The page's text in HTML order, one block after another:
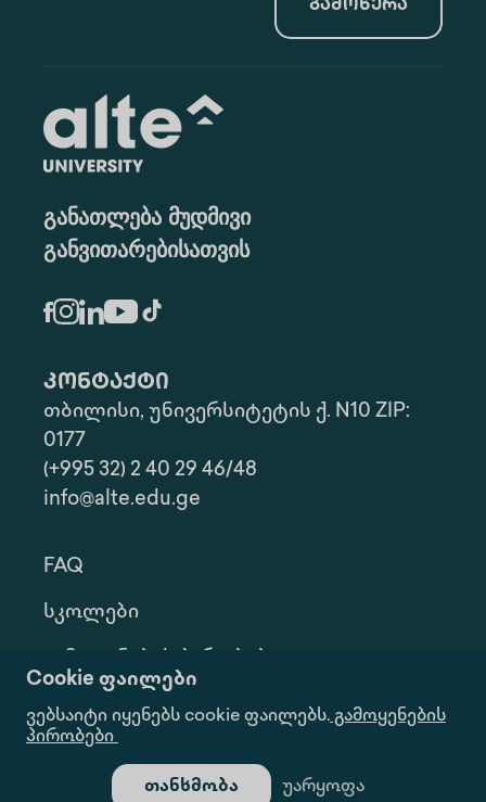
Cookie ფაილები
ვებსაიტი იყენებს cookie ფაილებს.გამოყენების
პირობები
უარყოფა
თანხმობა
გამოწერა
განათლება მუდმივი
განვითარებისათვის
კონტაქტი
თბილისი, უნივერსიტეტის ქ. N10 ZIP:
0177
(+995 32) 2 40 29 46/48
info@alte.edu.ge
FAQ
Სკოლები
Კონფ. Პოლიტიკა
Ინფორმაციის Მოთხოვნა
Გალერეა